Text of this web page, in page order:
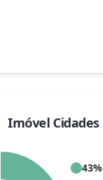
Imóvel Cidades
43%